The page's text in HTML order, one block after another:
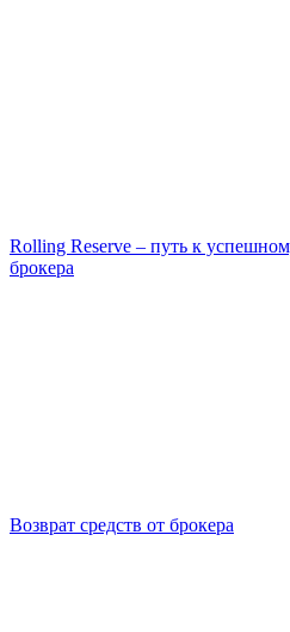
Rolling Reserve – путь к
брокера
Возврат средств от брокера